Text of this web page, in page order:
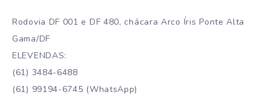
Rodovia DF 001 e DF 480, chácara Arco Íris Ponte Alta
Gama/DF
ELEVENDAS:
(61) 3484-6488
(61) 99194-6745 (WhatsApp)